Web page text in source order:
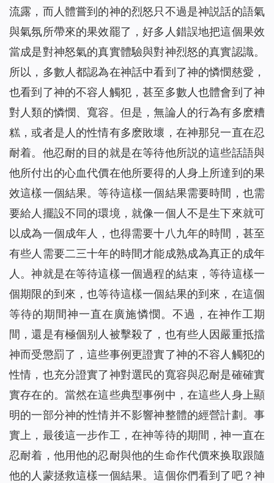
流露，而人體嘗到的神的烈怒只不過是神説話的語氣
與氣氛所帶來的果效罷了，好多人錯誤地把這個果效
當成是對神怒氣的真實體驗與對神烈怒的真實認識。
所以，多數人都認為在神話中看到了神的憐憫慈愛，
也看到了神的不容人觸犯，甚至多數人也體會到了神
對人類的憐憫、寬容。但是，無論人的行為有多麽糟
糕，或者是人的性情有多麽敗壞，在神那兒一直在忍
耐着。他忍耐的目的就是在等待他所説的這些話語與
他所付出的心血代價在他所要得的人身上所達到的果
效這樣一個結果。等待這樣一個結果需要時間，也需
要給人擺設不同的環境，就像一個人不是生下來就可
以成為一個成年人，也得需要十八九年的時間，甚至
有些人需要二三十年的時間才能成熟成為真正的成年
人。神就是在等待這樣一個過程的結束，等待這樣一
個期限的到來，也等待這樣一個結果的到來，在這個
等待的期間神一直在廣施憐憫。不過，在神作工期
間，還是有極個别人被擊殺了，也有些人因嚴重抵擋
神而受懲罰了，這些事例更證實了神的不容人觸犯的
性情，也充分證實了神對選民的寬容與忍耐是確確實
實存在的。當然在這些典型事例中，在這些人身上顯
明的一部分神的性情并不影響神整體的經營計劃。事
實上，最後這一步作工，在神等待的期間，神一直在
忍耐着，他用他的忍耐與他的生命作代價來换取跟隨
他的人蒙拯救這樣一個結果。這個你們看到了吧？神